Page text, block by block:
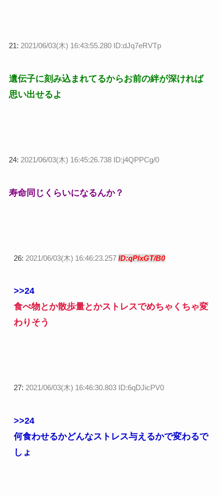
21: 2021/06/03(木) 16:43:55.280 ID:dJq7eRVTp
遺伝子に刻み込まれてるからお前の絆が深ければ
思い出せるよ
24: 2021/06/03(木) 16:45:26.738 ID:j4QPPCg/0
寿命同じくらいになるんか？
26: 2021/06/03(木) 16:46:23.257 ID:qPlxGT/B0
>>24
食べ物とか散歩量とかストレスでめちゃくちゃ変
わりそう
27: 2021/06/03(木) 16:46:30.803 ID:6qDJicPV0
>>24
何食わせるかどんなストレス与えるかで変わるで
しょ